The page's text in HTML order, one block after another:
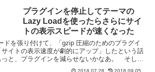
プラグインを停止してテーマの
Lazy Loadを使ったらさらにサイ
トの表示スピードが速くなった
ドを張り付けて、「gzip 圧縮のためのプラグイ
イトの表示速度が劇的にアップ」したという話
と、プラグインを減らせないかなあ。 そした
表示スピードが速くなる... 2018.07.28 2018.09.05